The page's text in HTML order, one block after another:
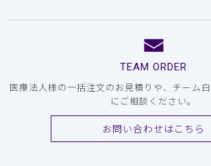
TEAM ORDER
医療法人様の一括注文のお見積りや、チーム
にご相談ください。
お問い合わせはこちら